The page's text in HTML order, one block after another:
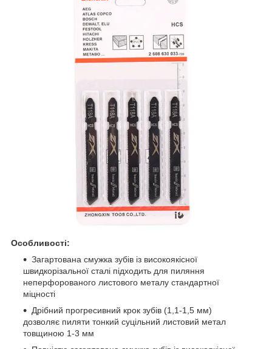
Особливості:
Загартована смужка зубів із високоякісної
швидкорізальної сталі підходить для пиляння
неперфорованого листового металу стандартної
міцності
Дрібний прогресивний крок зубів (1,1-1,5 мм)
дозволяє пиляти тонкий суцільний листовий метал
товщиною 1-3 мм